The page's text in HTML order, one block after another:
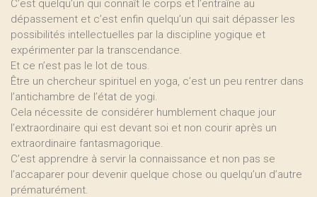
C’est quelqu’un qui connaît le corps et l’entraîne au
dépassement et c’est enfin quelqu’un qui sait dépasser les
possibilités intellectuelles par la discipline yogique et
expérimenter par la transcendance.
Et ce n’est pas le lot de tous.
Être un chercheur spirituel en yoga, c’est un peu rentrer dans
l’antichambre de l’état de yogi.
Cela nécessite de considérer humblement chaque jour
l’extraordinaire qui est devant soi et non courir après un
extraordinaire fantasmagorique.
C’est apprendre à servir la connaissance et non pas se
l’accaparer pour devenir quelque chose ou quelqu’un d’autre
prématurément.